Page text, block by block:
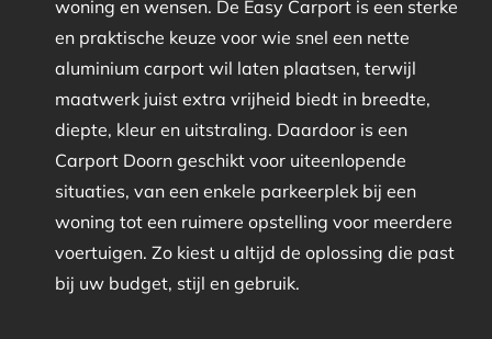
woning en wensen. De Easy Carport is een sterke
en praktische keuze voor wie snel een nette
aluminium carport wil laten plaatsen, terwijl
maatwerk juist extra vrijheid biedt in breedte,
diepte, kleur en uitstraling. Daardoor is een
Carport Doorn geschikt voor uiteenlopende
situaties, van een enkele parkeerplek bij een
woning tot een ruimere opstelling voor meerdere
voertuigen. Zo kiest u altijd de oplossing die past
bij uw budget, stijl en gebruik.